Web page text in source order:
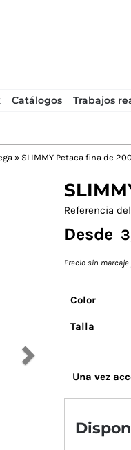
Catálogos Trabajos
» SLIMMY Petaca fina de
Referencia
Desde
Precio sin marcaje
Color
Talla
Una vez